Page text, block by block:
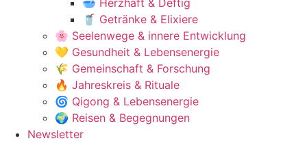
🥣 Herzhaft & Deftig
🥤 Getränke & Elixiere
🌸 Seelenwege & innere Entwicklung
💛 Gesundheit & Lebensenergie
🌾 Gemeinschaft & Forschung
🔥 Jahreskreis & Rituale
🌀 Qigong & Lebensenergie
🌍 Reisen & Begegnungen
Newsletter